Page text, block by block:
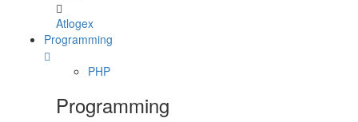
Atlogex
Programming
PHP
Programming